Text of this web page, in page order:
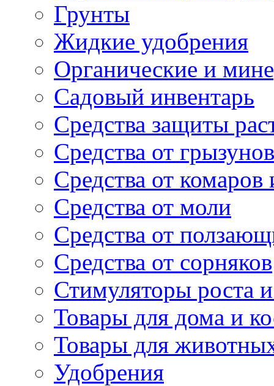
Грунты
Жидкие удобрения
Органические и
Садовый инвентарь
Средства защиты
Средства от грызунов
Средства от
Средства от моли
Средства от
Средства от сорняков
Стимуляторы роста и
Товары для дома и
Товары для
Удобрения